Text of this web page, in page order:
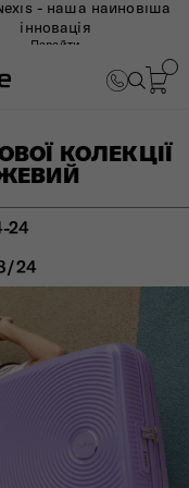
- наша найновіша
інновація
Перейти
КОЛЕКЦІЇ
24
24